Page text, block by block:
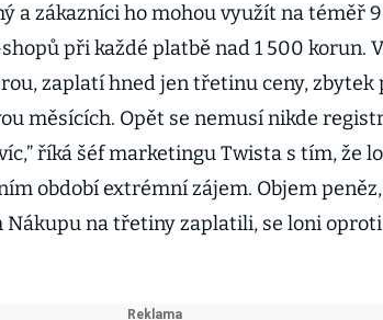
a zákazníci ho mohou využít na téměř
při každé platbě nad 1 500 korun.
zaplatí hned jen třetinu ceny, zbytek
měsících. Opět se nemusí nikde
říká šéf marketingu Twista s tím, že
období extrémní zájem. Objem
na třetiny zaplatili, se loni